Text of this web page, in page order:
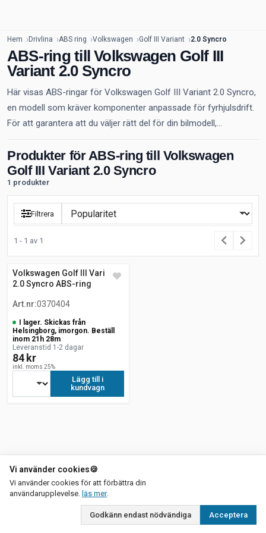
Hem Drivlina ABS ring Volkswagen Golf III Variant 2.0 Syncro
ABS-ring till Volkswagen Golf III
Variant 2.0 Syncro
Här visas ABS-ringar för Volkswagen Golf III Variant 2.0 Syncro,
en modell som kräver komponenter anpassade för fyrhjulsdrift.
För att garantera att du väljer rätt del för din bilmodell,...
Produkter för ABS-ring till Volkswagen
Golf III Variant 2.0 Syncro
1 produkter
Filtrera
1 - 1 av 1
Volkswagen Golf III Variant
2.0 Syncro ABS-ring
Art.nr:0370404
I lager. Skickas från
Helsingborg, imorgon. Beställ
inom 21h 28m
Leveranstid 1-2 dagar
84 kr
inkl. moms 25%
Lägg till i
kundvagn
Vi använder cookies🍪
Vi använder cookies för att förbättra din
användarupplevelse. läs merom vår integritetspolicy
.
Godkänn endast nödvändiga Acceptera